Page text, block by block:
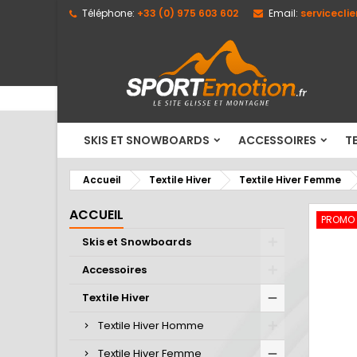
Téléphone: +33 (0) 975 603 602 Email:
SKIS ET SNOWBOARDS ACCESSOIRES
Accueil Textile Hiver Textile Hiver Femme
ACCUEIL
Skis et Snowboards
Accessoires
Textile Hiver
Textile Hiver Homme
Textile Hiver Femme
PROMO